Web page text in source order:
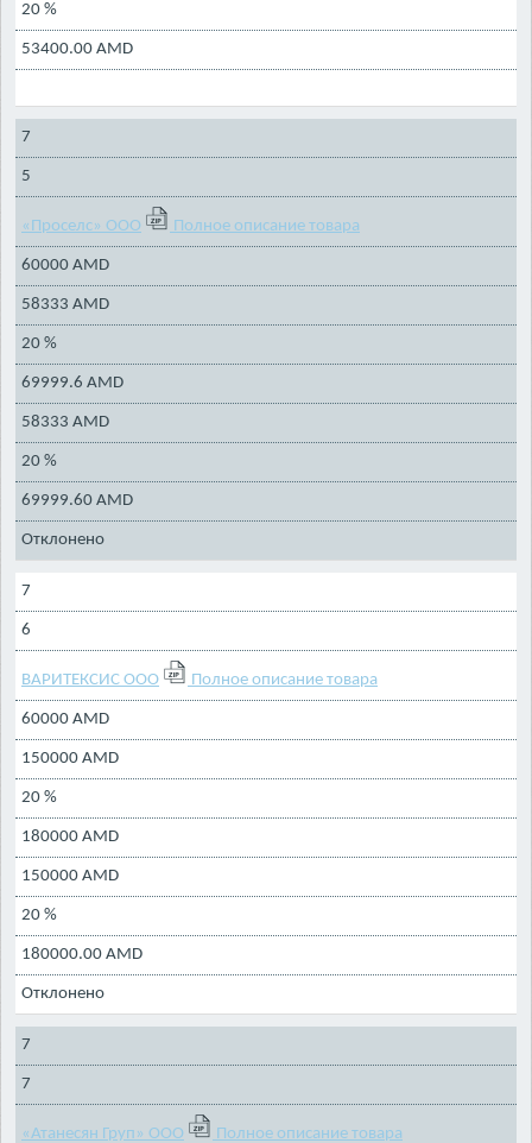
20 %
53400.00 AMD
7
5
«Проселс» ООО Полное описание товара
60000 AMD
58333 AMD
20 %
69999.6 AMD
58333 AMD
20 %
69999.60 AMD
Отклонено
7
6
ВАРИТЕКСИС ООО Полное описание товара
60000 AMD
150000 AMD
20 %
180000 AMD
150000 AMD
20 %
180000.00 AMD
Отклонено
7
7
«Атанесян Груп» ООО Полное описание товара